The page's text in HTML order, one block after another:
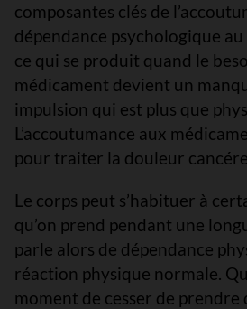
composantes clés de
dépendance psychologique au
ce qui se produit quand le
médicament devient un
impulsion qui est plus que
L’accoutumance aux
pour traiter la douleur
Le corps peut s’habituer à
qu’on prend pendant une
parle alors de dépendance
réaction physique normale.
moment de cesser de